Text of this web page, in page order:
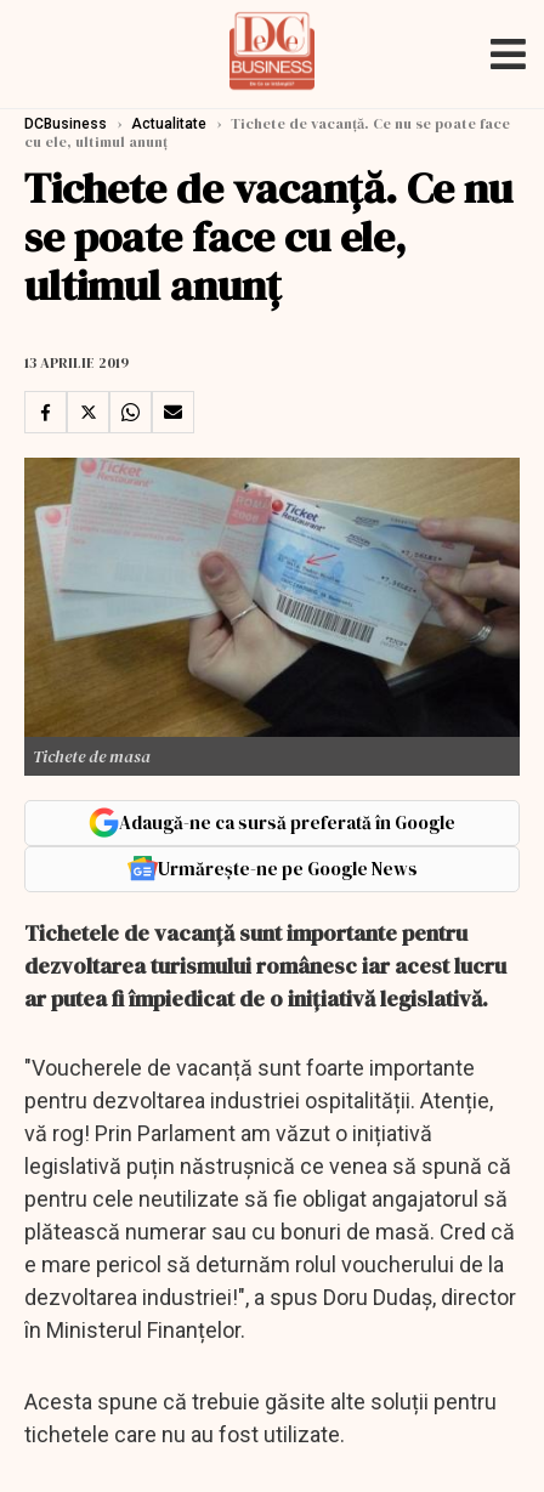
DCBusiness › Actualitate › Tichete de vacanță. Ce nu se poate face
cu ele, ultimul anunț
Tichete de vacanță. Ce nu
se poate face cu ele,
ultimul anunț
13 APRILIE 2019
Tichete de masa
Adaugă-ne ca sursă preferată în Google
Urmărește-ne pe Google News
Tichetele de vacanță sunt importante pentru
dezvoltarea turismului românesc iar acest lucru
ar putea fi împiedicat de o inițiativă legislativă.
"Voucherele de vacanță sunt foarte importante
pentru dezvoltarea industriei ospitalității. Atenție,
vă rog! Prin Parlament am văzut o inițiativă
legislativă puțin năstrușnică ce venea să spună că
pentru cele neutilizate să fie obligat angajatorul să
plătească numerar sau cu bonuri de masă. Cred că
e mare pericol să deturnăm rolul voucherului de la
dezvoltarea industriei!", a spus Doru Dudaș, director
în Ministerul Finanțelor.
Acesta spune că trebuie găsite alte soluții pentru
tichetele care nu au fost utilizate.